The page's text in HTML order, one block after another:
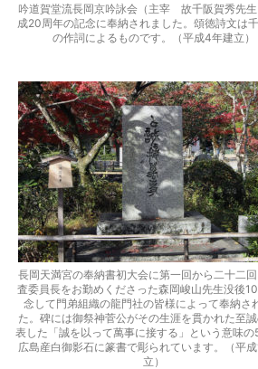
吟道賀堂流長岡京吟詠会（主宰 故千阪賀秀先
成20周年の記念に奉納されました。頌徳詩文は
の作詞によるものです。（平成4年建立）
長岡天満宮の奉納書初大会に第一回から二十二
査委員長をお勤めくださった森岡峻山先生没後
念して門弟組織の龍門社の皆様によって奉納さ
た。碑には御祭神菅公がその生涯を貫かれた至
表した「誠を以って萬事に接する」という意味の
広島産白御影石に篆書で彫られています。（平
立）